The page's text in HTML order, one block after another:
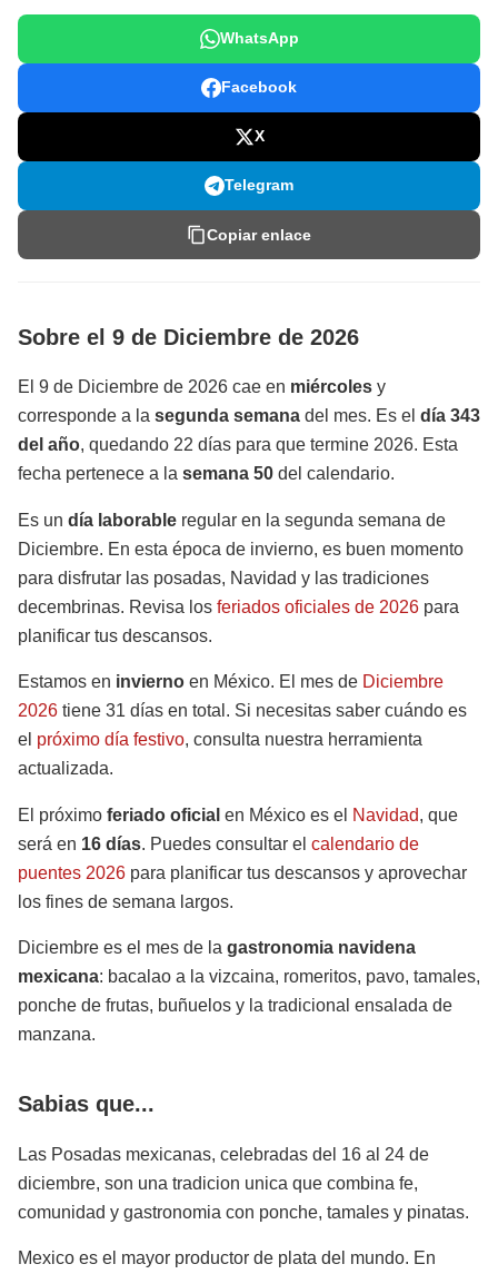
WhatsApp
Facebook
X
Telegram
Copiar enlace
Sobre el 9 de Diciembre de 2026
El 9 de Diciembre de 2026 cae en miércoles y
corresponde a la segunda semana del mes. Es el día 343
del año, quedando 22 días para que termine 2026. Esta
fecha pertenece a la semana 50 del calendario.
Es un día laborable regular en la segunda semana de
Diciembre. En esta época de invierno, es buen momento
para disfrutar las posadas, Navidad y las tradiciones
decembrinas. Revisa los feriados oficiales de 2026 para
planificar tus descansos.
Estamos en invierno en México. El mes de Diciembre
2026 tiene 31 días en total. Si necesitas saber cuándo es
el próximo día festivo, consulta nuestra herramienta
actualizada.
El próximo feriado oficial en México es el Navidad, que
será en 16 días. Puedes consultar el calendario de
puentes 2026 para planificar tus descansos y aprovechar
los fines de semana largos.
Diciembre es el mes de la gastronomia navidena
mexicana: bacalao a la vizcaina, romeritos, pavo, tamales,
ponche de frutas, buñuelos y la tradicional ensalada de
manzana.
Sabias que...
Las Posadas mexicanas, celebradas del 16 al 24 de
diciembre, son una tradicion unica que combina fe,
comunidad y gastronomia con ponche, tamales y pinatas.
Mexico es el mayor productor de plata del mundo. En